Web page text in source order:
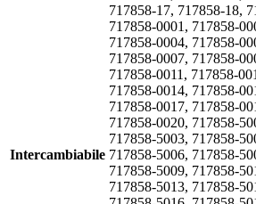
Intercambiabile
717858-17, 717858-18,
717858-0001, 717858-
717858-0004, 717858-
717858-0007, 717858-
717858-0011, 717858-
717858-0014, 717858-
717858-0017, 717858-
717858-0020, 717858-
717858-5003, 717858-
717858-5006, 717858-
717858-5009, 717858-
717858-5013, 717858-